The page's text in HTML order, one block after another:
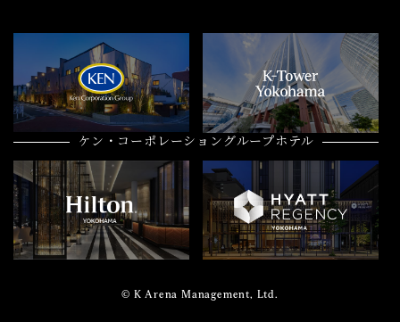
ケン・コーポレーショングループホテル
© K Arena Management, Ltd.